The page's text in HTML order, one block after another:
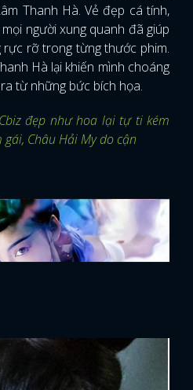
Thanh Hà. Vẻ đẹp cá tính,
người xung quanh đã giúp
rực rỡ trong từng thước phim.
Hà lại khiến mình choáng
từ những bức bích họa.
đẹp như hoa lại tự ti kém
Châu Hải My do cận